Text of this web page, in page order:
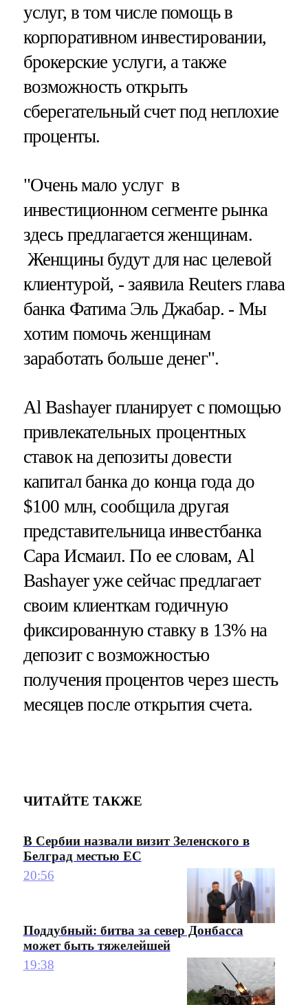
услуг, в том числе помощь в
корпоративном инвестировании,
брокерские услуги, а также
возможность открыть
сберегательный счет под неплохие
проценты.
"Очень мало услуг в
инвестиционном сегменте рынка
здесь предлагается женщинам.
Женщины будут для нас целевой
клиентурой, - заявила Reuters глава
банка Фатима Эль Джабар. - Мы
хотим помочь женщинам
заработать больше денег".
Al Bashayer планирует с помощью
привлекательных процентных
ставок на депозиты довести
капитал банка до конца года до
$100 млн, сообщила другая
представительница инвестбанка
Сара Исмаил. По ее словам, Al
Bashayer уже сейчас предлагает
своим клиенткам годичную
фиксированную ставку в 13% на
депозит с возможностью
получения процентов через шесть
месяцев после открытия счета.
ЧИТАЙТЕ ТАКЖЕ
В Сербии назвали визит Зеленского в
Белград местью ЕС
20:56
Поддубный: битва за север Донбасса
может быть тяжелейшей
19:38